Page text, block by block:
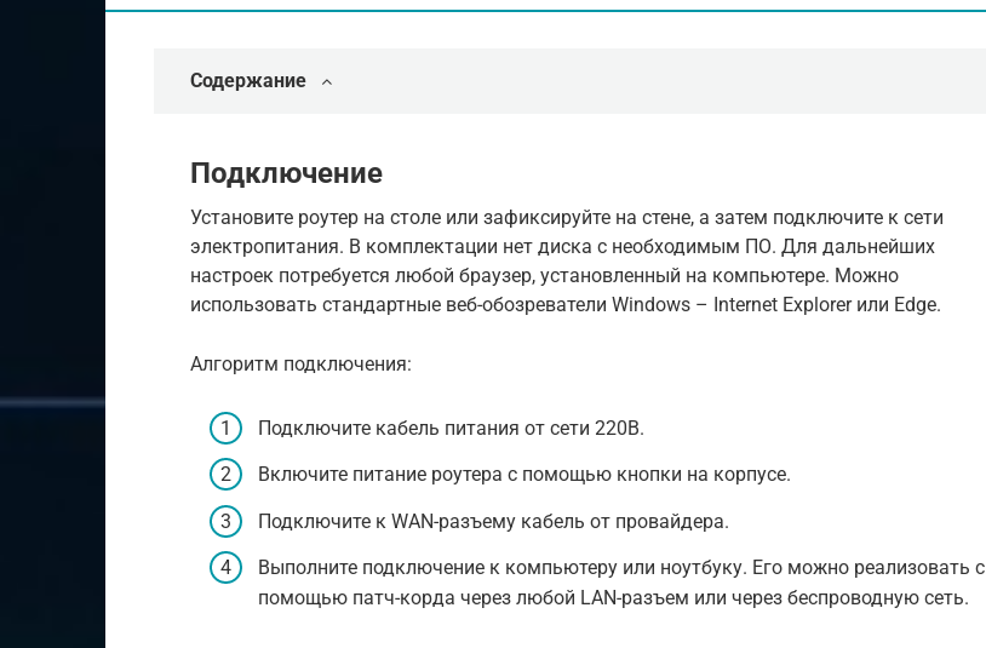
Содержание
Подключение
Установите роутер на столе или зафиксируйте на стене, а затем подключите к сети
электропитания. В комплектации нет диска с необходимым ПО. Для дальнейших
настроек потребуется любой браузер, установленный на компьютере. Можно
использовать стандартные веб-обозреватели Windows – Internet Explorer или Edge.
Алгоритм подключения:
Подключите кабель питания от сети 220В.
Включите питание роутера с помощью кнопки на корпусе.
Подключите к WAN-разъему кабель от провайдера.
Выполните подключение к компьютеру или ноутбуку. Его можно реализовать с
помощью патч-корда через любой LAN-разъем или через беспроводную сеть.